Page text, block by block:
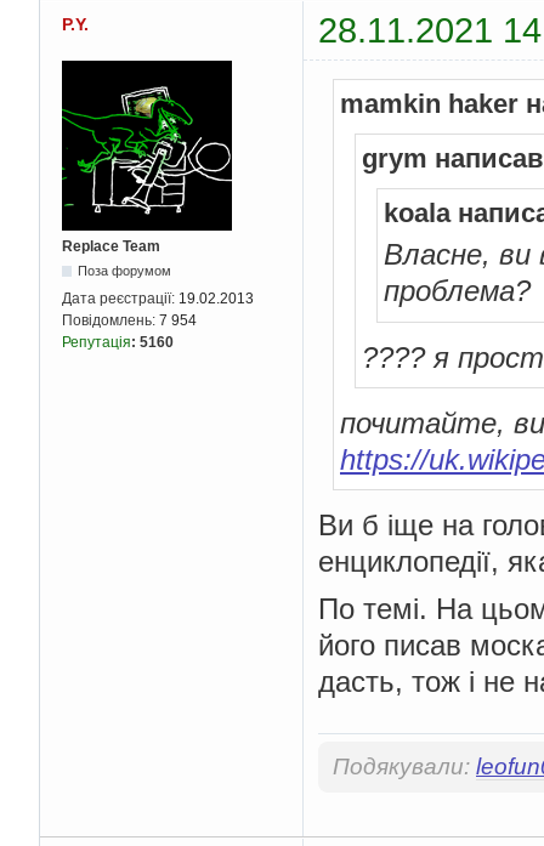
P.Y. 28.11.2021
Replace Team
Поза форумом
Дата реєстрації: 19.02.2013
Повідомлень: 7 954
Репутація: 5160
mamkin haker
grym
koala
Власне, ви
проблема?
???? я
почитайте,
https://
Ви б іще на
енциклопедії,
По темі. На
його писав
дасть, тож і не
Подякували: